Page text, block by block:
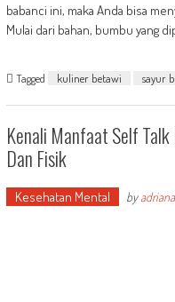
babanci ini, maka Anda bisa
Mulai dari bahan, bumbu yang
Tagged kuliner betawi sayur
Kenali Manfaat Self
Dan Fisik
Kesehatan Mental byadriana